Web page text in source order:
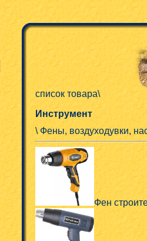
список товара\
Инструмент
\ Фены, воздуходувки,
Фен